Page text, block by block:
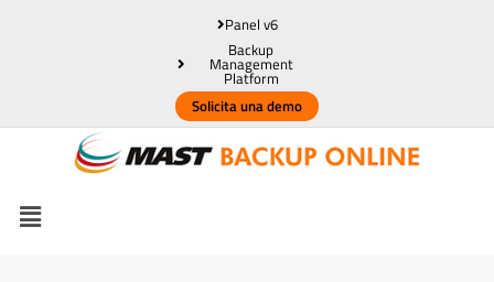
Panel v6
Backup
Management
Platform
Solicita una demo